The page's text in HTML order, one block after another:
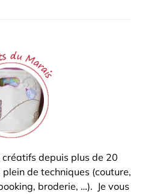
depuis plus de 20
de techniques (couture,
broderie, …). Je vous